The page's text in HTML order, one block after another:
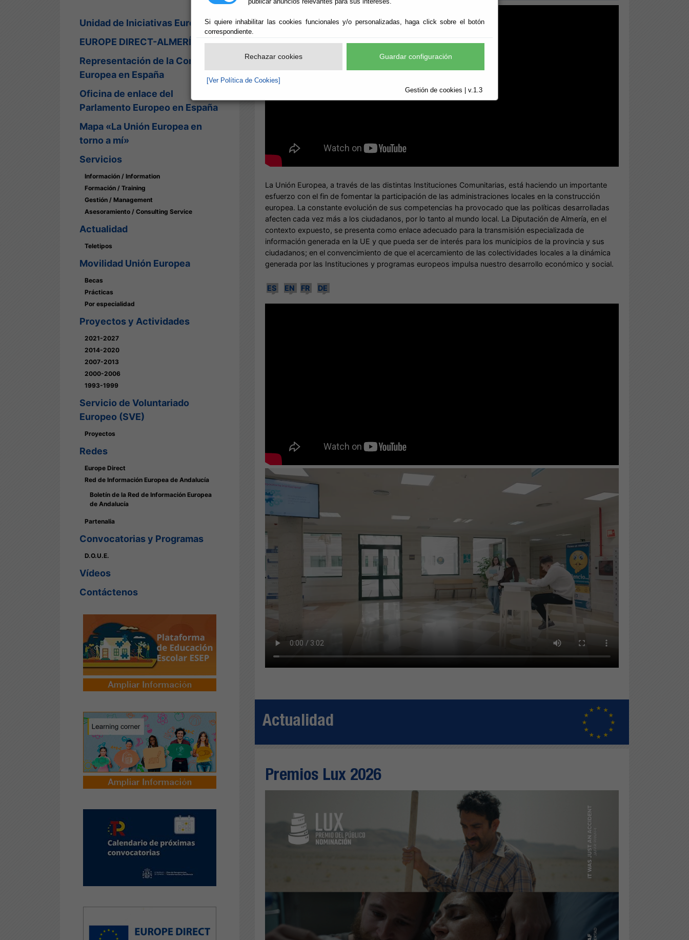
Si quiere inhabilitar las cookies funcionales y/o personalizadas, haga click sobre el botón
correspondiente.
Rechazar cookies Guardar configuración
[Ver Política de Cookies]
Gestión de cookies | v.1.3
Unidad de Iniciativas Europeas
EUROPE DIRECT-ALMERÍA
Representación de la Comisión
Europea en España
Oficina de enlace del
Parlamento Europeo en España
Mapa «La Unión Europea en
torno a mí»
Servicios
Información / Information
Formación / Training
Gestión / Management
Asesoramiento / Consulting Service
Actualidad
Teletipos
Movilidad Unión Europea
Becas
Prácticas
Por especialidad
Proyectos y Actividades
2021-2027
2014-2020
2007-2013
2000-2006
1993-1999
Servicio de Voluntariado
Europeo (SVE)
Proyectos
Redes
Europe Direct
Red de Información Europea de Andalucía
Boletín de la Red de Información Europea
de Andalucía
Partenalia
Convocatorias y Programas
D.O.U.E.
Vídeos
Contáctenos
La Unión Europea, a través de las distintas Instituciones Comunitarias, está haciendo un importante
esfuerzo con el fin de fomentar la participación de las administraciones locales en la construcción
europea. La constante evolución de sus competencias ha provocado que las políticas desarrolladas
afecten cada vez más a los ciudadanos, por lo tanto al mundo local. La Diputación de Almería, en el
contexto expuesto, se presenta como enlace adecuado para la transmisión especializada de
información generada en la UE y que pueda ser de interés para los municipios de la provincia y sus
ciudadanos; en el convencimiento de que el acercamiento de las colectividades locales a la dinámica
generada por las Instituciones y programas europeos impulsa nuestro desarrollo económico y social.
ES EN FR DE
Actualidad
Premios Lux 2026